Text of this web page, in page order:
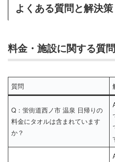
よくある質問と解決策
料金・施設に関する質問
質問
Q：蛍街道西ノ市 温泉 日帰りの
料金にタオルは含まれています
か？